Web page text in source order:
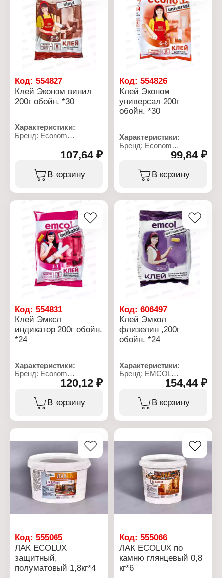
Код: 554827
Клей Эконом винил
200г обойн. *30
Характеристики:
Бренд: Econom
Вид: для обоев
Применение: для
виниловых обоев
Расход: 5-6 рулонов
107,64 ₽
В корзину
Код:554826
Клей Эконом
универсал 200г
обойн. *30
Характеристики:
Бренд: Econom
Тип товара: Клей
Применение: для всех
типов обоев
99,84 ₽
В корзину
Код: 554831
Клей Эмкол
индикатор 200г обойн.
*24
Характеристики:
Бренд: Econom
Тип товара: Клей
Особенность: с
индикатором
Фасовка: 200 г
120,12 ₽
В корзину
Код:606497
Клей Эмкол
флизелин ,200г
обойн. *24
Характеристики:
Бренд: EMCOL
Тип товара: Клей
Применение: для
флизелиновых обоев
крахмалов
154,44 ₽
В корзину
Код: 555065
ЛАК ECOLUX
защитный,
полуматовый 1,8кг*4
Код:555066
ЛАК ECOLUX по
камню глянцевый 0,8
кг*6